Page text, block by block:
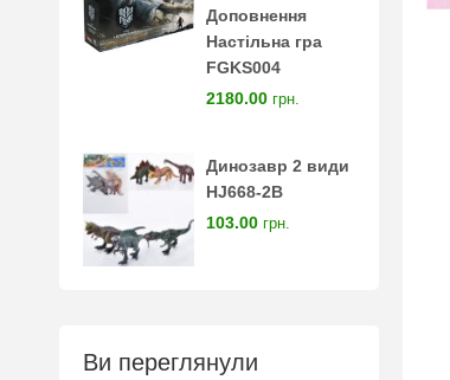
Доповнення
Настільна гра
FGKS004
2180.00 грн.
Динозавр 2 види
HJ668-2B
103.00 грн.
Ви переглянули